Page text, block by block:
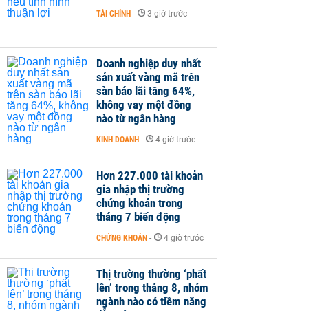
TÀI CHÍNH - 3 giờ trước
Doanh nghiệp duy nhất
sản xuất vàng mã trên
sàn báo lãi tăng 64%,
không vay một đồng
nào từ ngân hàng
KINH DOANH - 4 giờ trước
Hơn 227.000 tài khoản
gia nhập thị trường
chứng khoán trong
tháng 7 biến động
CHỨNG KHOÁN - 4 giờ trước
Thị trường thường ‘phất
lên’ trong tháng 8, nhóm
ngành nào có tiềm năng